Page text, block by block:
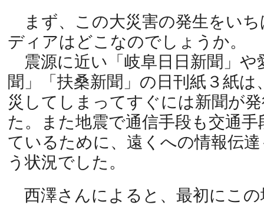
まず、この大災害の発生をい
ディアはどこなのでしょうか。
震源に近い「岐阜日日新聞」や
聞」「扶桑新聞」の日刊紙３紙
災してしまってすぐには新聞が
た。また地震で通信手段も交通
ているために、遠くへの情報伝
う状況でした。
西澤さんによると、最初にこの